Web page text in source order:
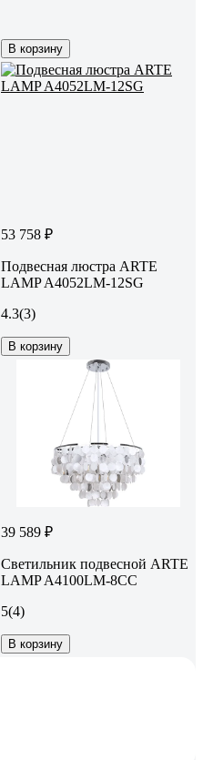
В корзину
53 758 ₽
Подвесная люстра ARTE
LAMP A4052LM-12SG
4.3(3)
В корзину
39 589 ₽
Светильник подвесной ARTE
LAMP A4100LM-8CC
5(4)
В корзину